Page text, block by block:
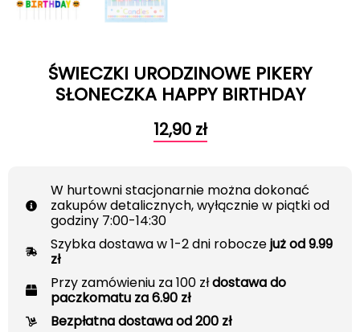
ŚWIECZKI URODZINOWE PIKERY
SŁONECZKA HAPPY BIRTHDAY
12,90 zł
W hurtowni stacjonarnie można dokonać
zakupów detalicznych, wyłącznie w piątki od
godziny 7:00-14:30
Szybka dostawa w 1-2 dni roboczejuż od 9.99
zł
Przy zamówieniu za 100 złdostawa do
paczkomatu za 6.90 zł
Bezpłatna dostawa od 200 zł